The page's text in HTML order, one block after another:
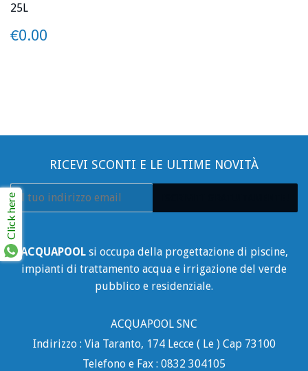
25L
PREZZO
€0.00
RICEVI SCONTI E LE ULTIME NOVITÀ
E-
mail
ACQUAPOOLsi occupa della progettazione di piscine,
impianti di trattamento acqua e irrigazione del verde
pubblico e residenziale.
ACQUAPOOL SNC
Indirizzo : Via Taranto, 174 Lecce ( Le ) Cap 73100
Telefono e Fax : 0832 304105
Click here